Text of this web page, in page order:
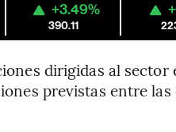
+3.49%
390.11
dirigidas al sector
previstas entre